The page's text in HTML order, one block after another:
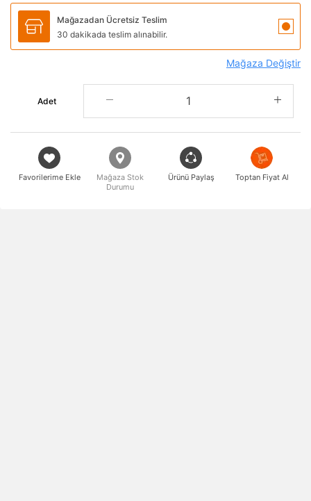
Mağazadan Ücretsiz Teslim
30 dakikada teslim alınabilir.
Mağaza Değiştir
Adet
Favorilerime Ekle
Mağaza Stok
Durumu
Ürünü Paylaş Toptan Fiyat Al